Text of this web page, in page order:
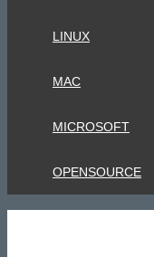
LINUX
MAC
MICROSOFT
OPENSOURCE